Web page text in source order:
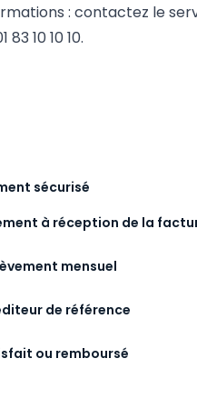
: contactez le
83 10 10 10.
sécurisé
à réception de la
mensuel
de référence
ou remboursé